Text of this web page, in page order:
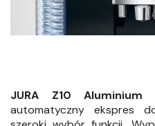
JURA Z10 Aluminium
automatyczny ekspres